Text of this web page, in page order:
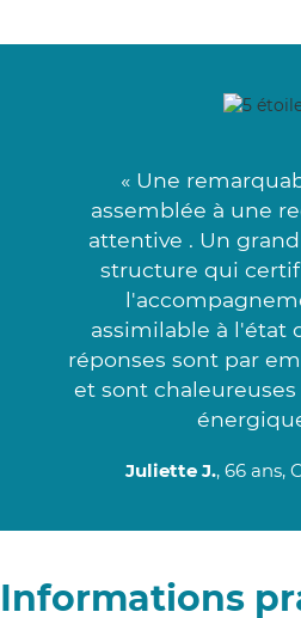
« Une
assemblée à une
attentive . Un
structure qui
assimilable à l'état
réponses sont par
et sont
Juliette J., 66 ans,
Informations